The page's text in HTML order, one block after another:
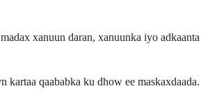
xanuun daran, xanuunka iyo adkaanta
kartaa qaababka ku dhow ee maskaxdaada.